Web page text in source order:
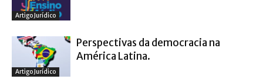
Artigo Jurídico
Artigo Jurídico
Perspectivas da democracia na
América Latina.